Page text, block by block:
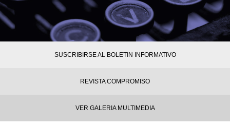
SUSCRIBIRSE AL BOLETIN INFORMATIVO
REVISTA COMPROMISO
VER GALERIA MULTIMEDIA